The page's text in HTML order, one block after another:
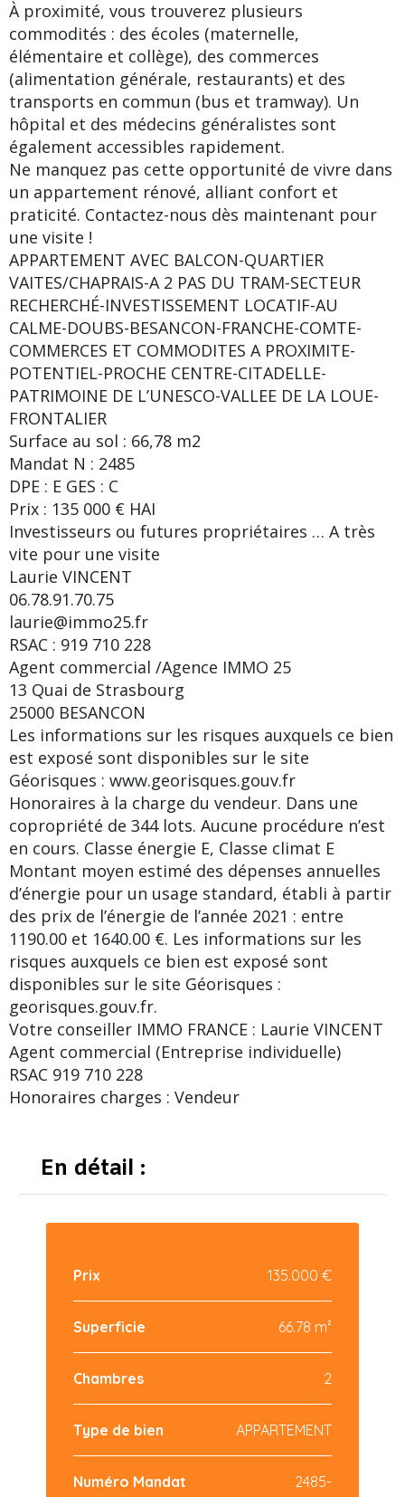
À proximité, vous trouverez plusieurs
commodités : des écoles (maternelle,
élémentaire et collège), des commerces
(alimentation générale, restaurants) et des
transports en commun (bus et tramway). Un
hôpital et des médecins généralistes sont
également accessibles rapidement.
Ne manquez pas cette opportunité de vivre dans
un appartement rénové, alliant confort et
praticité. Contactez-nous dès maintenant pour
une visite !
APPARTEMENT AVEC BALCON-QUARTIER
VAITES/CHAPRAIS-A 2 PAS DU TRAM-SECTEUR
RECHERCHÉ-INVESTISSEMENT LOCATIF-AU
CALME-DOUBS-BESANCON-FRANCHE-COMTE-
COMMERCES ET COMMODITES A PROXIMITE-
POTENTIEL-PROCHE CENTRE-CITADELLE-
PATRIMOINE DE L’UNESCO-VALLEE DE LA LOUE-
FRONTALIER
Surface au sol : 66,78 m2
Mandat N : 2485
DPE : E GES : C
Prix : 135 000 € HAI
Investisseurs ou futures propriétaires … A très
vite pour une visite
Laurie VINCENT
06.78.91.70.75
laurie@immo25.fr
RSAC : 919 710 228
Agent commercial /Agence IMMO 25
13 Quai de Strasbourg
25000 BESANCON
Les informations sur les risques auxquels ce bien
est exposé sont disponibles sur le site
Géorisques : www.georisques.gouv.fr
Honoraires à la charge du vendeur. Dans une
copropriété de 344 lots. Aucune procédure n’est
en cours. Classe énergie E, Classe climat E
Montant moyen estimé des dépenses annuelles
d’énergie pour un usage standard, établi à partir
des prix de l’énergie de l’année 2021 : entre
1190.00 et 1640.00 €. Les informations sur les
risques auxquels ce bien est exposé sont
disponibles sur le site Géorisques :
georisques.gouv.fr.
Votre conseiller IMMO FRANCE : Laurie VINCENT
Agent commercial (Entreprise individuelle)
RSAC 919 710 228
Honoraires charges : Vendeur
En détail :
Prix 135.000 €
Superficie 66.78 m²
Chambres 2
Type de bien APPARTEMENT
Numéro Mandat
2485-